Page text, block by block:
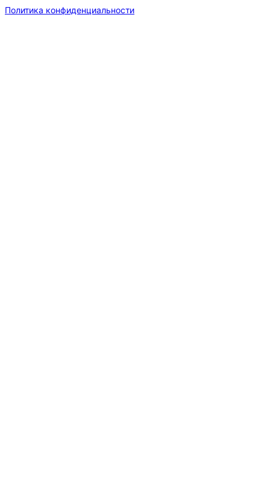
Политика конфиденциальности